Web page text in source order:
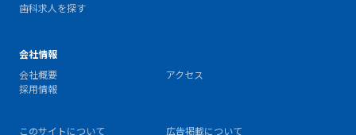
歯科求人を探す
会社情報
会社概要
アクセス
採用情報
このサイトについて
広告掲載について